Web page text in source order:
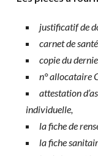
justificatif de
carnet de
copie du
n° allocataire
attestation
individuelle,
la fiche de
la fiche